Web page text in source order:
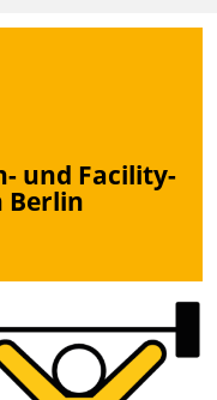
und Facility-
Berlin